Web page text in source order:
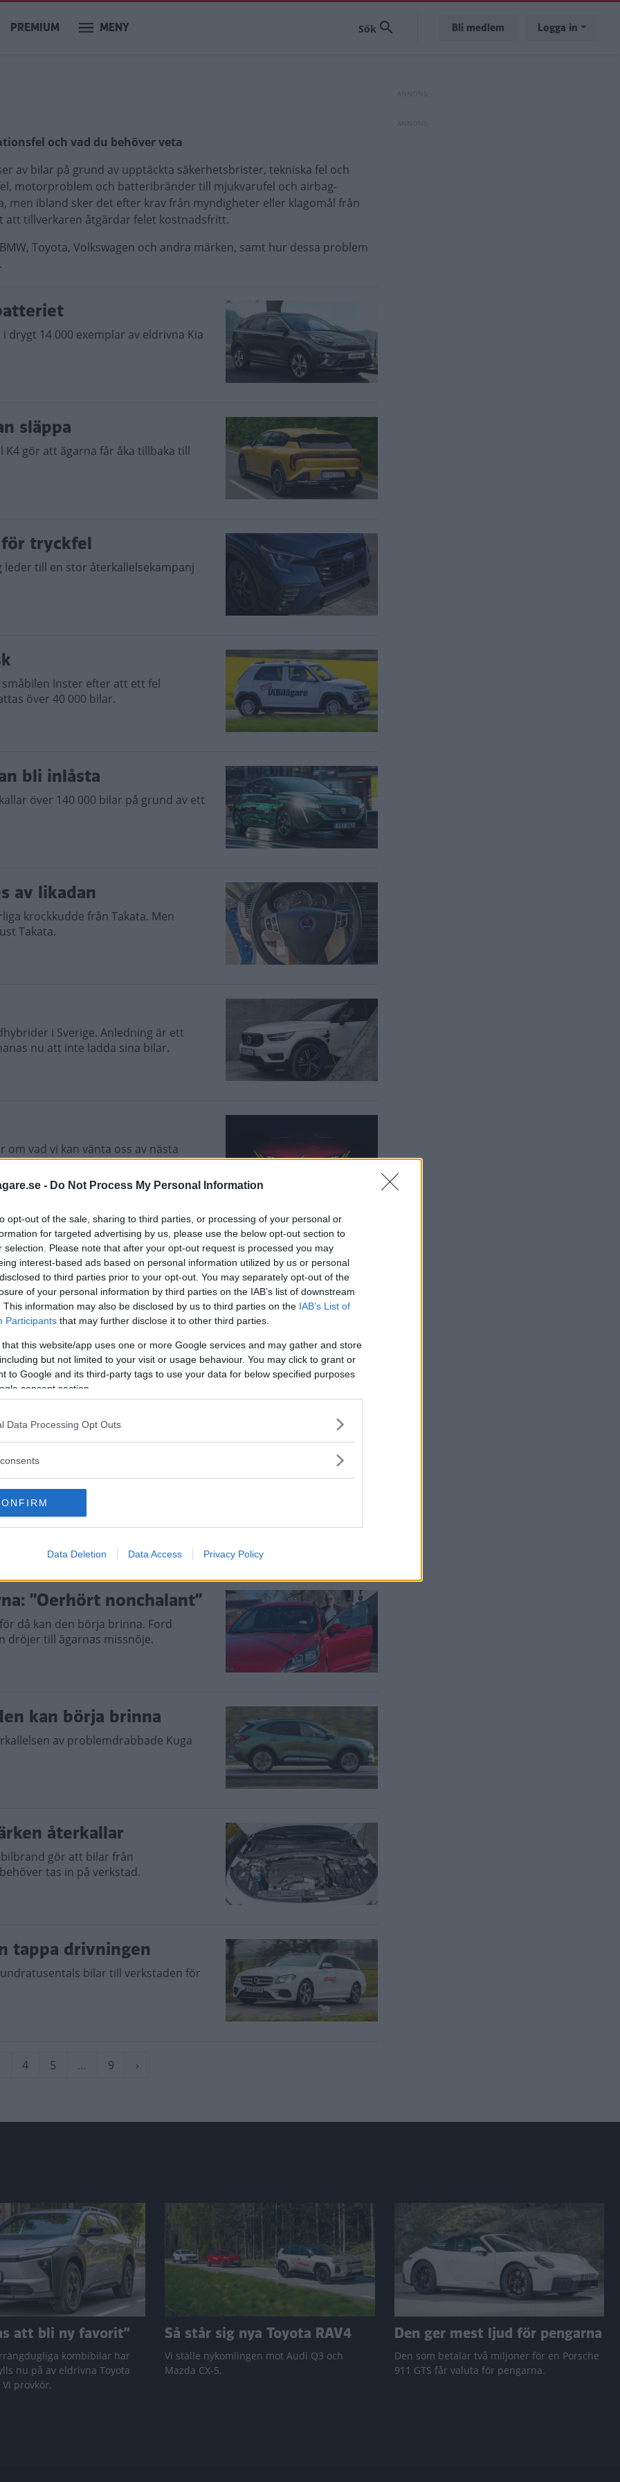
- Do Not Process My Personal Information
opt-out of the sale, sharing to third parties, or processing of your personal or
for targeted advertising by us, please use the below opt-out section to
selection. Please note that after your opt-out request is processed you may
interest-based ads based on personal information utilized by us or personal
to third parties prior to your opt-out. You may separately opt-out of the
of your personal information by third parties on the IAB’s list of downstream
This information may also be disclosed by us to third parties on the IAB’s List of
Participants that may further disclose it to other third parties.
that this website/app uses one or more Google services and may gather and store
but not limited to your visit or usage behaviour. You may click to grant or
to Google and its third-party tags to use your data for below specified purposes
consent section.
Data Processing Opt Outs
Data Deletion Data Access Privacy Policy
PREMIUM MENY Bli medlem Logga in
och vad du behöver veta
av bilar på grund av upptäckta säkerhetsbrister, tekniska fel och
motorproblem och batteribränder till mjukvarufel och airbag-
men ibland sker det efter krav från myndigheter eller klagomål från
att tillverkaren åtgärdar felet kostnadsfritt.
Toyota, Volkswagen och andra märken, samt hur dessa problem
drygt 14 000 exemplar av eldrivna Kia
släppa
K4 gör att ägarna får åka tillbaka till
tryckfel
leder till en stor återkallelsekampanj
Inster efter att ett fel
över 40 000 bilar.
bli inlåsta
över 140 000 bilar på grund av ett
av likadan
krockkudde från Takata. Men
Takata.
i Sverige. Anledning är ett
nu att inte ladda sina bilar.
om vad vi kan vänta oss av nästa
radikalt på motorfronten.
uppkopplingen
efter att ha upptäckt problem med
under färd
att ett allvarligt monteringsfel
elstötar
strömförande och ge ifrån sig
”Oerhört nonchalant”
då kan den börja brinna. Ford
dröjer till ägarnas missnöje.
kan börja brinna
av problemdrabbade Kuga
återkallar
gör att bilar från
tas in på verkstad.
tappa drivningen
bilar till verkstaden för
Sida
4 Sida
5 … Sida
9
Nästa
›
att bli ny favorit”
kombibilar har
nu på av eldrivna Toyota
provkör.
Så står sig nya Toyota RAV4
Vi ställe nykomlingen mot Audi Q3 och
Mazda CX-5.
Den ger mest ljud för pengarna
Den som betalar två miljoner för en Porsche
911 GTS får valuta för pengarna.